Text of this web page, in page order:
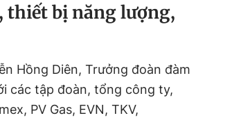
thiết bị năng lượng,
Hồng Diên, Trưởng đoàn đàm
các tập đoàn, tổng công ty,
PV Gas, EVN, TKV,